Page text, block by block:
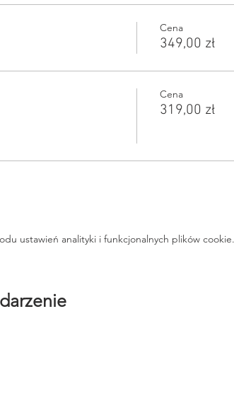
Cena
349,00 zł
Cena
319,00 zł
ustawień analityki i funkcjonalnych plików cookie.